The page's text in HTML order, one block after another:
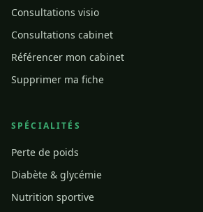
Consultations visio
Consultations cabinet
Référencer mon cabinet
Supprimer ma fiche
SPÉCIALITÉS
Perte de poids
Diabète & glycémie
Nutrition sportive